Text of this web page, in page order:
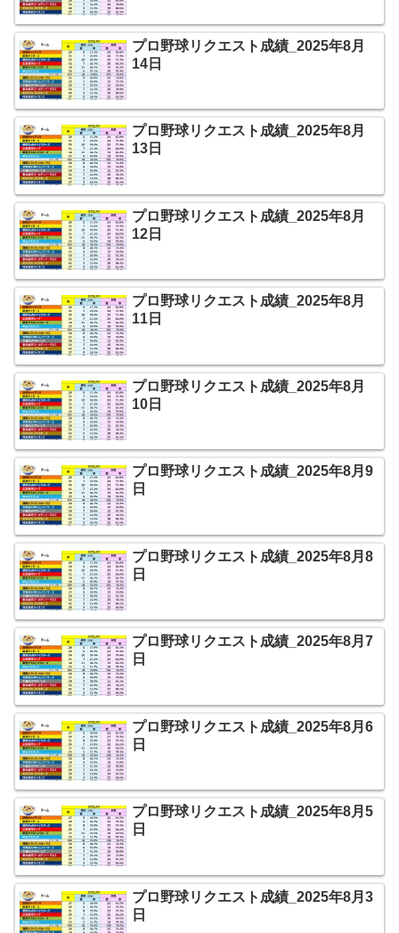
プロ野球リクエスト成績_2025年8月
14日
プロ野球リクエスト成績_2025年8月
13日
プロ野球リクエスト成績_2025年8月
12日
プロ野球リクエスト成績_2025年8月
11日
プロ野球リクエスト成績_2025年8月
10日
プロ野球リクエスト成績_2025年8月9
日
プロ野球リクエスト成績_2025年8月8
日
プロ野球リクエスト成績_2025年8月7
日
プロ野球リクエスト成績_2025年8月6
日
プロ野球リクエスト成績_2025年8月5
日
プロ野球リクエスト成績_2025年8月3
日